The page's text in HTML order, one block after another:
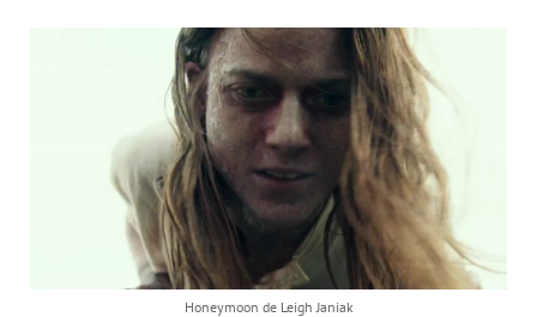
Honeymoon de Leigh Janiak